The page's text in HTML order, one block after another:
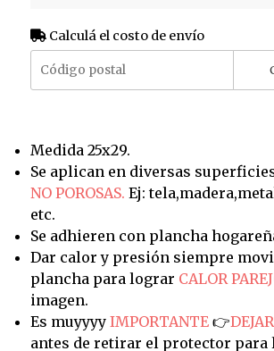
Calculá el costo de envío
Medida 25x29.
Se aplican en diversas
NO POROSAS. Ej:
etc.
Se adhieren con plancha
Dar calor y presión siempre
plancha para lograr CALOR
imagen.
Es muyyyy IMPORTANTE👉
antes de retirar el protector para